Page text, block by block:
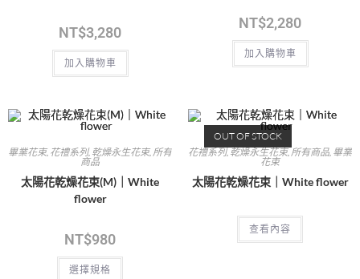
NT$3,280
加入購物車
NT$2,280
加入購物車
畢業花束, 花禮系列, 乾燥永生花束,所有
商品
太陽花乾燥花束(M)｜White
flower
NT$980
選擇規格
OUT OF STOCK
花禮系列, 乾燥永生花束,所有商品, 畢業
花束
太陽花乾燥花束｜White flower
查看內容